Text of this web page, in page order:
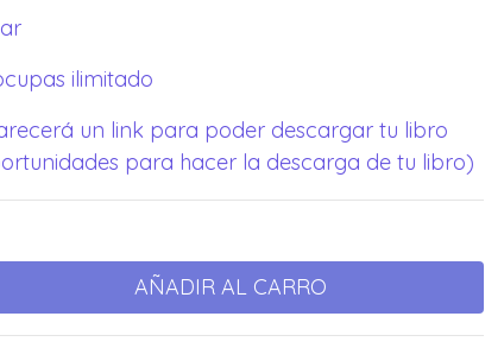
ilimitado
un link para poder descargar tu libro
para hacer la descarga de tu libro)